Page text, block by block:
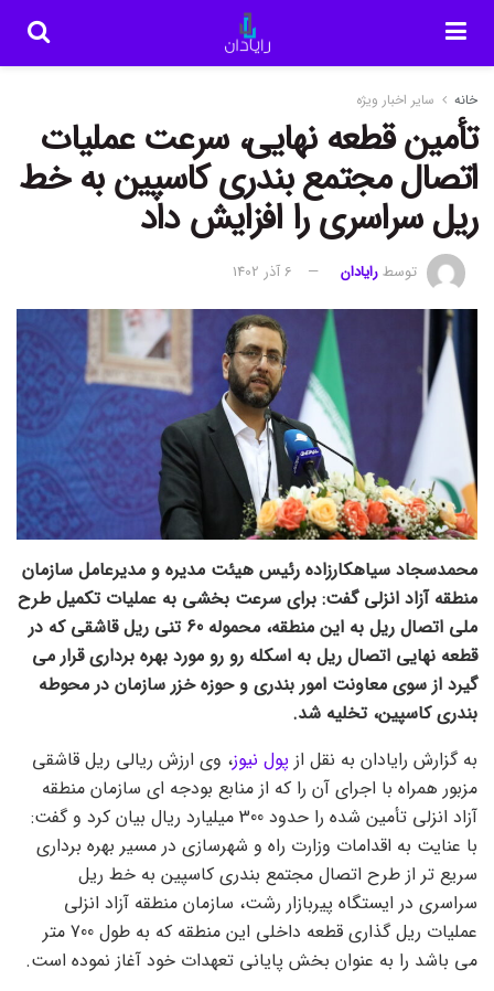
خانه سایر اخبار ویژه
تأمین قطعه نهایی، سرعت عملیات
اتصال مجتمع بندری کاسپین به خط
ریل سراسری را افزایش داد
توسطرایادان 6 آذر 1402
محمدسجاد سیاهکارزاده رئیس هیئت مدیره و مدیرعامل سازمان
منطقه آزاد انزلی گفت: برای سرعت بخشی به عملیات تکمیل طرح
ملی اتصال ریل به این منطقه، محموله 60 تنی ریل قاشقی که در
قطعه نهایی اتصال ریل به اسکله رو رو مورد بهره برداری قرار می
گیرد از سوی معاونت امور بندری و حوزه خزر سازمان در محوطه
بندری کاسپین، تخلیه شد.
به گزارش رایادان به نقل از پول نیوز، وی ارزش ریالی ریل قاشقی
مزبور همراه با اجرای آن را که از منابع بودجه ای سازمان منطقه
آزاد انزلی تأمین شده را حدود 300 میلیارد ریال بیان کرد و گفت:
با عنایت به اقدامات وزارت راه و شهرسازی در مسیر بهره برداری
سریع تر از طرح اتصال مجتمع بندری کاسپین به خط ریل
سراسری در ایستگاه پیربازار رشت، سازمان منطقه آزاد انزلی
عملیات ریل گذاری قطعه داخلی این منطقه که به طول 700 متر
می باشد را به عنوان بخش پایانی تعهدات خود آغاز نموده است.